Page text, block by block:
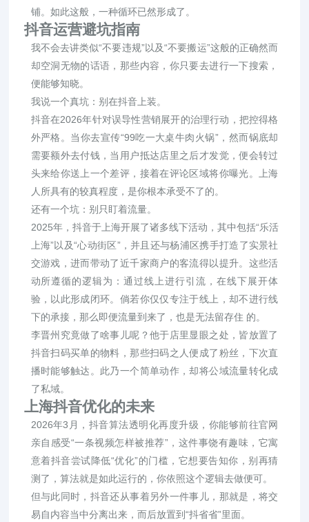
铺。如此这般，一种循环已然形成了。
抖音运营避坑指南
我不会去讲类似“不要违规”以及“不要搬运”这般的正确然而
却空洞无物的话语，那些内容，你只要去进行一下搜索，
便能够知晓。
我说一个真坑：别在抖音上装。
抖音在2026年针对误导性营销展开的治理行动，把控得格
外严格。当你去宣传“99吃一大桌牛肉火锅”，然而锅底却
需要额外去付钱，当用户抵达店里之后才发觉，便会转过
头来给你送上一个差评，接着在评论区域将你曝光。上海
人所具有的较真程度，是你根本承受不了的。
还有一个坑：别只盯着流量。
2025年，抖音于上海开展了诸多线下活动，其中包括“乐活
上海”以及“心动街区”，并且还与杨浦区携手打造了实景社
交游戏，进而带动了近千家商户的客流得以提升。这些活
动所遵循的逻辑为：通过线上进行引流，在线下展开体
验，以此形成闭环。倘若你仅仅专注于线上，却不进行线
下的承接，那么即便流量到来了，也是无法留存住 的。
李晋州究竟做了啥事儿呢？他于店里显眼之处，皆放置了
抖音扫码买单的物料，那些扫码之人便成了粉丝，下次直
播时能够触达。此乃一个简单动作，却将公域流量转化成
了私域。
上海抖音优化的未来
2026年3月，抖音算法透明化再度升级，你能够前往官网
亲自感受“一条视频怎样被推荐”，这件事饶有趣味，它寓
意着抖音尝试降低“优化”的门槛，它想要告知你，别再猜
测了，算法就是如此运行的，你依照这个逻辑去做便可。
但与此同时，抖音还从事着另外一件事儿，那就是，将交
易自内容当中分离出来，而后放置到“抖省省”里面。